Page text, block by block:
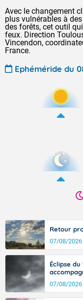
Avec le changement
plus vulnérables à
des forêts, cet outil
feux. Direction
Vincendon,
France.
Ephéméride du
Retour
07/08/2026
Éclipse
07/08/2026